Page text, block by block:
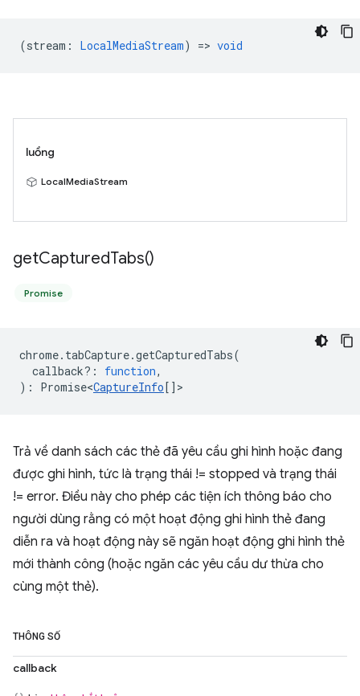
(stream : LocalMediaStream) => void
luồng
LocalMediaStream
getCapturedTabs()
Promise
chrome. tabCapture.getCapturedTabs(
callback? : function,
) : Promise<CaptureInfo[] >
Trả về danh sách các thẻ đã yêu cầu ghi hình hoặc đang
được ghi hình, tức là trạng thái != stopped và trạng thái
!= error. Điều này cho phép các tiện ích thông báo cho
người dùng rằng có một hoạt động ghi hình thẻ đang
diễn ra và hoạt động này sẽ ngăn hoạt động ghi hình thẻ
mới thành công (hoặc ngăn các yêu cầu dư thừa cho
cùng một thẻ).
THÔNG SỐ
callback